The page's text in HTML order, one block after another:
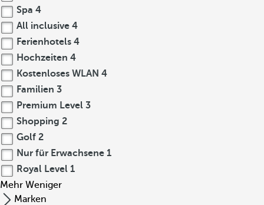
Spa 4
All inclusive 4
Ferienhotels 4
Hochzeiten 4
Kostenloses WLAN 4
Familien 3
Premium Level 3
Shopping 2
Golf 2
Nur für Erwachsene 1
Royal Level 1
Mehr Weniger
Marken